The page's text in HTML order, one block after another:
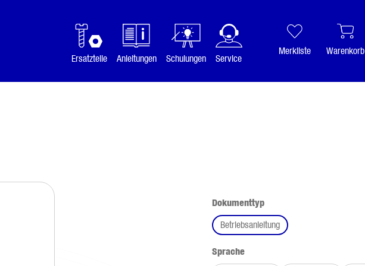
Ersatzteile
Anleitungen Schulungen Service
Merkliste Warenkorb
Dokumenttypauswählen
Betriebsanleitung
Spracheauswählen